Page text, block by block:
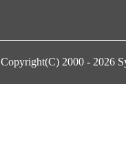
Copyright(C) 2000 - 2026